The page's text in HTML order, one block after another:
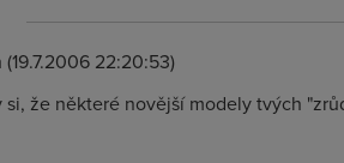
(19.7.2006 22:20:53)
si, že některé novější modely tvých